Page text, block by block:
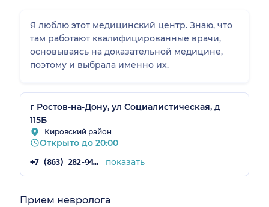
Я люблю этот медицинский центр. Знаю, что
там работают квалифицированные врачи,
основываясь на доказательной медицине,
поэтому и выбрала именно их.
г Ростов-на-Дону, ул Социалистическая, д
115Б
Кировский район
Открыто до 20:00
+7 (863) 282-94-45 показать
Прием невролога